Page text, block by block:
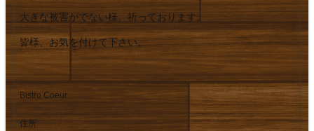
大きな被害がでない様、祈っております。
皆様、お気を付けて下さい。
Bistro Coeur
住所